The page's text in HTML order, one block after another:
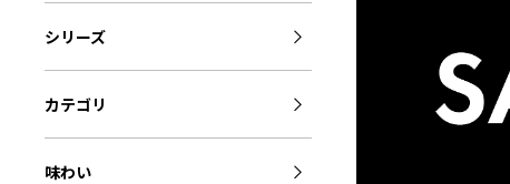
シリーズ
カテゴリ
味わい